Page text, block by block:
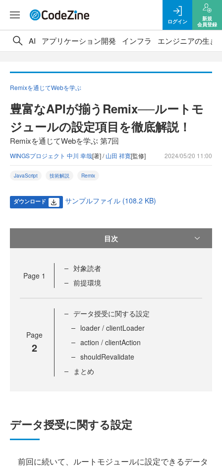
ログイン
新規
会員登録
AI アプリケーション開発 インフラ エンジニアの生き
Remixを通じてWebを学ぶ
豊富なAPIが揃うRemix──ルートモ
ジュールの設定項目を徹底解説！
Remixを通じてWebを学ぶ 第7回
WINGSプロジェクト 中川 幸哉[著] /山田 祥寛[監修] 2024/05/20 11:00
JavaScript 技術解説 Remix
ダウンロード サンプルファイル (108.2 KB)
目次
Page 1
対象読者
前提環境
Page
2
データ授受に関する設定
loader / clientLoader
action / clientAction
shouldRevalidate
まとめ
データ授受に関する設定
前回に続いて、ルートモジュールに設定できるデータ